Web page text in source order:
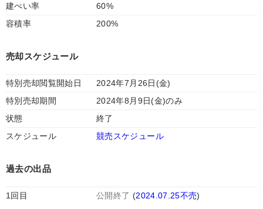
建ぺい率
60%
容積率
200%
売却スケジュール
特別売却閲覧開始日
2024年7月26日(金)
特別売却期間
2024年8月9日(金)のみ
状態
終了
スケジュール
競売スケジュール
過去の出品
1回目 公開終了 (2024.07.25不売)